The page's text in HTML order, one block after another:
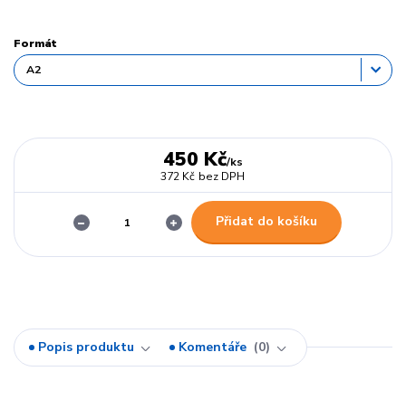
Formát
450 Kč/ks
372 Kč bez DPH
Přidat do košíku
Popis produktu Komentáře 0